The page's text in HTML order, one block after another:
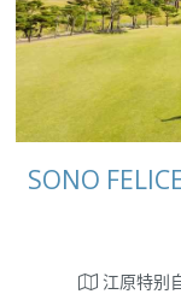
SONO
江原特别